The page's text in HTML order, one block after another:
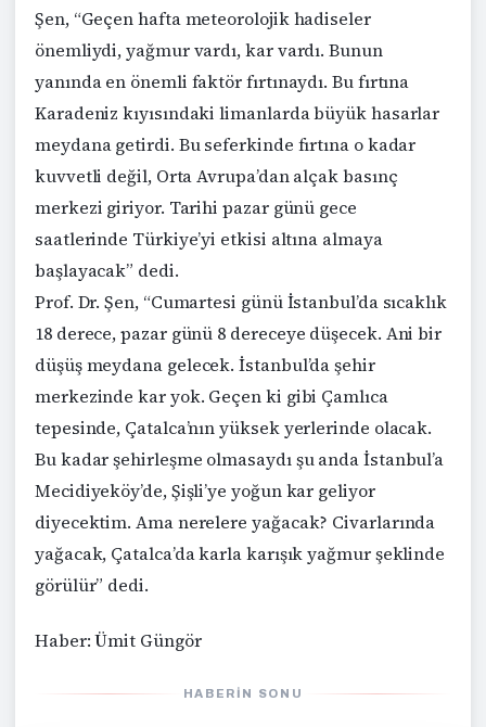
Şen, “Geçen hafta meteorolojik hadiseler
önemliydi, yağmur vardı, kar vardı. Bunun
yanında en önemli faktör fırtınaydı. Bu fırtına
Karadeniz kıyısındaki limanlarda büyük hasarlar
meydana getirdi. Bu seferkinde fırtına o kadar
kuvvetli değil, Orta Avrupa’dan alçak basınç
merkezi giriyor. Tarihi pazar günü gece
saatlerinde Türkiye’yi etkisi altına almaya
başlayacak” dedi.
Prof. Dr. Şen, “Cumartesi günü İstanbul’da sıcaklık
18 derece, pazar günü 8 dereceye düşecek. Ani bir
düşüş meydana gelecek. İstanbul’da şehir
merkezinde kar yok. Geçen ki gibi Çamlıca
tepesinde, Çatalca’nın yüksek yerlerinde olacak.
Bu kadar şehirleşme olmasaydı şu anda İstanbul’a
Mecidiyeköy’de, Şişli’ye yoğun kar geliyor
diyecektim. Ama nerelere yağacak? Civarlarında
yağacak, Çatalca’da karla karışık yağmur şeklinde
görülür” dedi.
Haber: Ümit Güngör
HABERIN SONU